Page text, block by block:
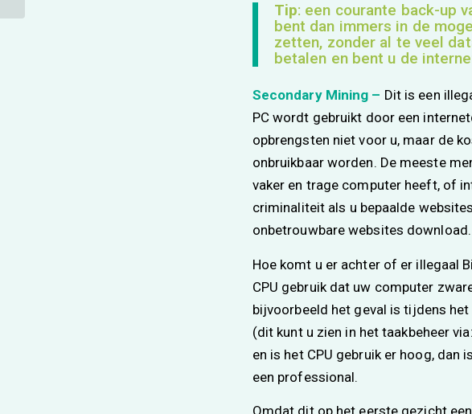
Tip: een courante back-up
bent dan immers in de
zetten, zonder al te veel
betalen en bent u de
Secondary Mining – Dit is een
PC wordt gebruikt door een
opbrengsten niet voor u, maar de
onbruikbaar worden. De meeste
vaker en trage computer heeft, of
criminaliteit als u bepaalde
onbetrouwbare websites download.
Hoe komt u er achter of er illegaal
CPU gebruik dat uw computer
bijvoorbeeld het geval is tijdens
(dit kunt u zien in het taakbeheer
en is het CPU gebruik er hoog, dan
een professional.